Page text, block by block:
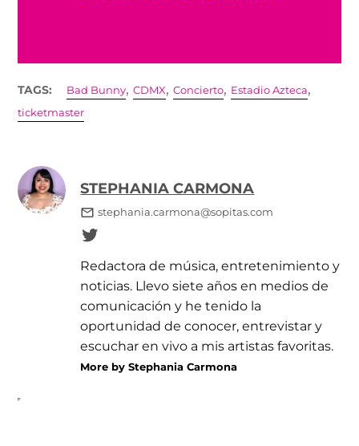
TAGS: Bad Bunny,CDMX,Concierto, Estadio Azteca,
ticketmaster
STEPHANIA CARMONA
stephania.carmona@sopitas.com
Redactora de música, entretenimiento y
noticias. Llevo siete años en medios de
comunicación y he tenido la
oportunidad de conocer, entrevistar y
escuchar en vivo a mis artistas favoritas.
More by Stephania Carmona